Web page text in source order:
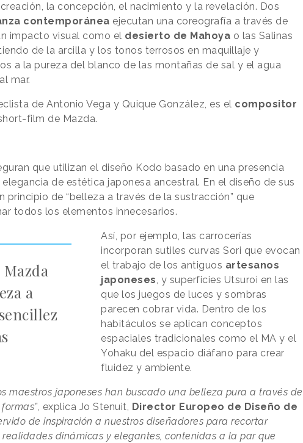
la concepción, el nacimiento y la revelación. Dos
contemporánea ejecutan una coreografía a través de
impacto visual como el desierto de Mahoya o las Salinas
de la arcilla y los tonos terrosos en maquillaje y
a la pureza del blanco de las montañas de sal y el agua
mar.
de Antonio Vega y Quique González, es el compositor
film de Mazda.
que utilizan el diseño Kodo basado en una presencia
de estética japonesa ancestral. En el diseño de sus
principio de “belleza a través de la sustracción” que
todos los elementos innecesarios.
a
Así, por ejemplo, las carrocerías
incorporan sutiles curvas Sori que evocan
el trabajo de los antiguos artesanos
japoneses, y superficies Utsuroi en las
que los juegos de luces y sombras
parecen cobrar vida. Dentro de los
habitáculos se aplican conceptos
espaciales tradicionales como el MA y el
Yohaku del espacio diáfano para crear
fluidez y ambiente.
maestros japoneses han buscado una belleza pura a través de
, explica Jo Stenuit, Director Europeo de Diseño de
de inspiración a nuestros diseñadores para recortar
dinámicas y elegantes, contenidas a la par que